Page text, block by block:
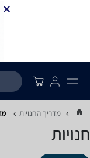
מדריך החנויות
חנויות